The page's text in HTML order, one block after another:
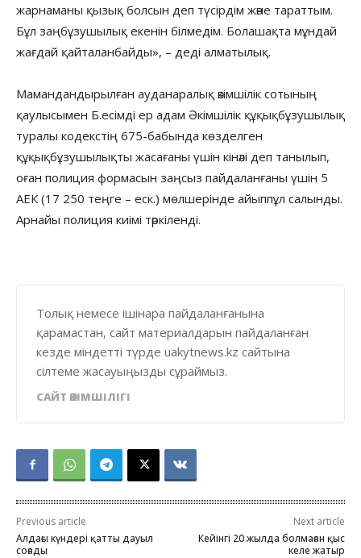
жарнаманы қызық болсын деп түсірдім және тараттым.
Бұл заңбұзушылық екенін білмедім. Болашақта мұндай
жағдай қайталанбайды», – деді алматылық.
Мамандандырылған ауданаралық әкімшілік сотының
қаулысымен Б.есімді ер адам Әкімшілік құқықбұзушылық
туралы кодекстің 675-бабында көзделген
құқықбұзушылықты жасағаны үшін кінәлі деп танылып,
оған полиция формасын заңсыз пайдаланғаны үшін 5
АЕК (17 250 теңге – еск.) мөлшерінде айыппұл салынды.
Арнайы полиция киімі тәркіленді.
Толық немесе ішінара пайдаланғанына
қарамастан, сайт материалдарын пайдаланған
кезде міндетті түрде uakytnews.kz сайтына
сілтеме жасауыңызды сұраймыз.
САЙТ ӘКІМШІЛІГІ
Previous article
Алдағы күндері қатты дауыл
соғады
Next article
Кейінгі 20 жылда болмаған қыс
келе жатыр